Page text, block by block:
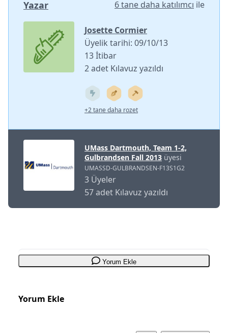
Yazar 6 tane daha katılımcı ile
Josette Cormier
Üyelik tarihi: 09/10/13
13 İtibar
2 adet Kılavuz yazıldı
+2 tane daha rozet
UMass Dartmouth, Team 1-2,
Gulbrandsen Fall 2013 üyesi
UMASSD-GULBRANDSEN-F13S1G2
3 Üyeler
57 adet Kılavuz yazıldı
Yorum Ekle
Yorum Ekle